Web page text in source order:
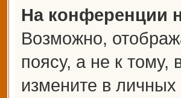
На конференции
Возможно,
поясу, а не к тому,
измените в личных